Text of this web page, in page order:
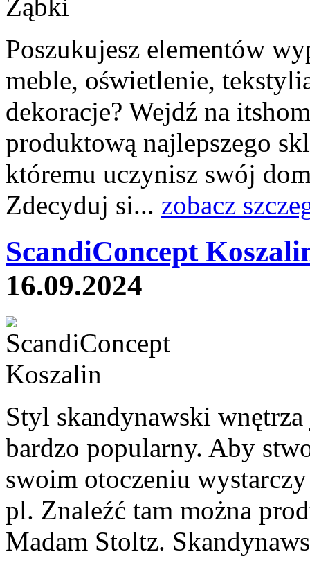
Poszukujesz elementów
meble, oświetlenie,
dekoracje? Wejdź na
produktową najlepszego
któremu uczynisz swój
Zdecyduj si... zobacz
ScandiConcept
16.09.2024
Styl skandynawski
bardzo popularny. Aby
swoim otoczeniu
pl. Znaleźć tam można
Madam Stoltz.